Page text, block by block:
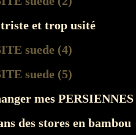
et trop usité
mes
des stores en bambou